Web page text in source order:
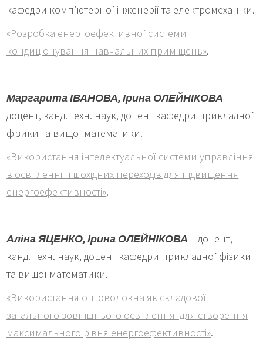
кафедри комп’ютерної інженерії та електромеханіки.
«Розробка енергоефективної системи
кондиціонування навчальних приміщень».
Маргарита ІВАНОВА,Ірина ОЛЕЙНІКОВА –
доцент, канд. техн. наук, доцент кафедри прикладної
фізики та вищої математики.
«Використання інтелектуальної системи управління
в освітленні пішохідних переходів для підвищення
енергоефективності».
Аліна ЯЦЕНКО,Ірина ОЛЕЙНІКОВА – доцент,
канд. техн. наук, доцент кафедри прикладної фізики
та вищої математики.
«Використання оптоволокна як складової
загального зовнішнього освітлення для створення
максимального рівня енергоефективності».